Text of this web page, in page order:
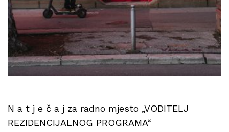
N a t j e č a j za radno mjesto „VODITELJ
REZIDENCIJALNOG PROGRAMA“